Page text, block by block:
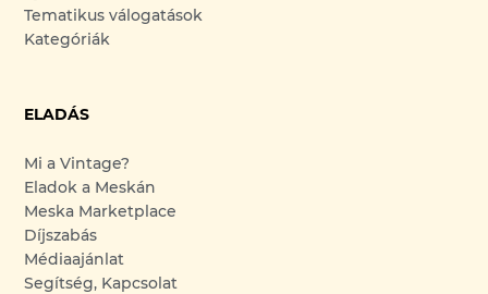
Tematikus válogatások
Kategóriák
ELADÁS
Mi a Vintage?
Eladok a Meskán
Meska Marketplace
Díjszabás
Médiaajánlat
Segítség, Kapcsolat